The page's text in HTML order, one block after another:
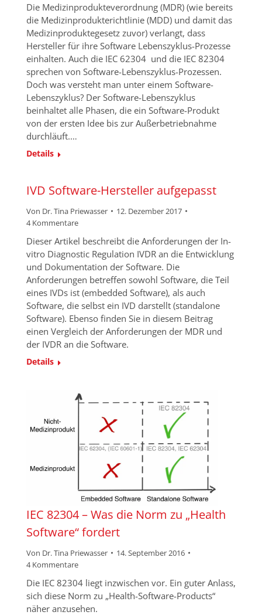
Die Medizinprodukteverordnung (MDR) (wie bereits
die Medizinprodukterichtlinie (MDD) und damit das
Medizinproduktegesetz zuvor) verlangt, dass
Hersteller für ihre Software Lebenszyklus-Prozesse
einhalten. Auch die IEC 62304 und die IEC 82304
sprechen von Software-Lebenszyklus-Prozessen.
Doch was versteht man unter einem Software-
Lebenszyklus? Der Software-Lebenszyklus
beinhaltet alle Phasen, die ein Software-Produkt
von der ersten Idee bis zur Außerbetriebnahme
durchläuft.…
Details
IVD Software-Hersteller aufgepasst
Von Dr. Tina Priewasser
12. Dezember 2017
4 Kommentare
Dieser Artikel beschreibt die Anforderungen der In-
vitro Diagnostic Regulation IVDR an die Entwicklung
und Dokumentation der Software. Die
Anforderungen betreffen sowohl Software, die Teil
eines IVDs ist (embedded Software), als auch
Software, die selbst ein IVD darstellt (standalone
Software). Ebenso finden Sie in diesem Beitrag
einen Vergleich der Anforderungen der MDR und
der IVDR an die Software.
Details
IEC 82304 – Was die Norm zu „Health
Software“ fordert
Von Dr. Tina Priewasser
14. September 2016
4 Kommentare
Die IEC 82304 liegt inzwischen vor. Ein guter Anlass,
sich diese Norm zu „Health-Software-Products“
näher anzusehen.